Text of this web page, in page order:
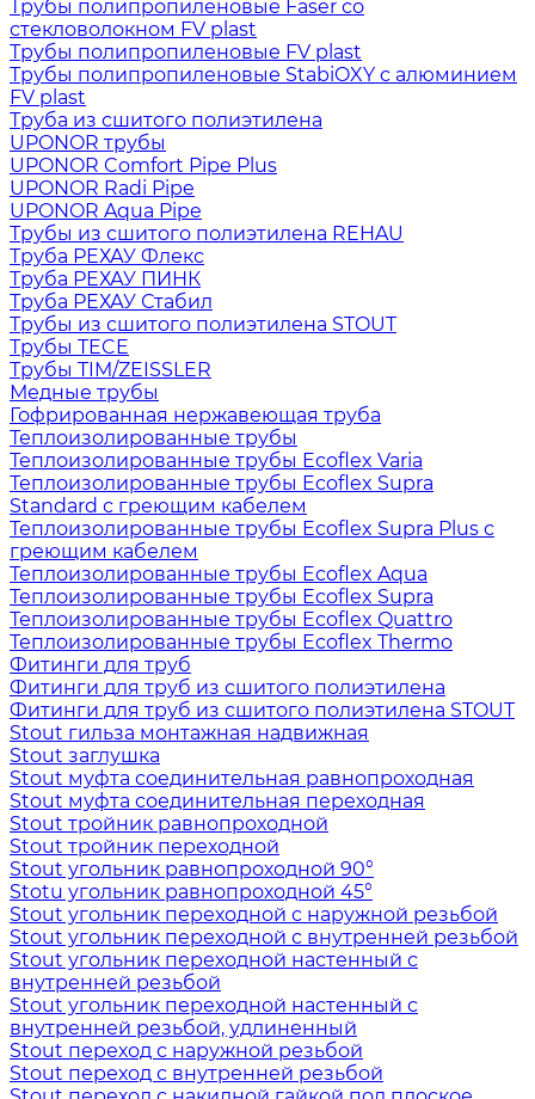
Трубы полипропиленовые Faser со
стекловолокном FV plast
Трубы полипропиленовые FV plast
Трубы полипропиленовые StabiOXY с алюминием
FV plast
Труба из сшитого полиэтилена
UPONOR трубы
UPONOR Comfort Pipe Plus
UPONOR Radi Pipe
UPONOR Aqua Pipe
Трубы из сшитого полиэтилена REHAU
Труба РЕХАУ Флекс
Труба РЕХАУ ПИНК
Труба РЕХАУ Стабил
Трубы из сшитого полиэтилена STOUT
Трубы TECE
Трубы TIM/ZEISSLER
Медные трубы
Гофрированная нержавеющая труба
Теплоизолированные трубы
Теплоизолированные трубы Ecoflex Varia
Теплоизолированные трубы Ecoflex Supra
Standard с греющим кабелем
Теплоизолированные трубы Ecoflex Supra Plus с
греющим кабелем
Теплоизолированные трубы Ecoflex Aqua
Теплоизолированные трубы Ecoflex Supra
Теплоизолированные трубы Ecoflex Quattro
Теплоизолированные трубы Ecoflex Thermo
Фитинги для труб
Фитинги для труб из сшитого полиэтилена
Фитинги для труб из сшитого полиэтилена STOUT
Stout гильза монтажная надвижная
Stout заглушка
Stout муфта соединительная равнопроходная
Stout муфта соединительная переходная
Stout тройник равнопроходной
Stout тройник переходной
Stout угольник равнопроходной 90°
Stotu угольник равнопроходной 45°
Stout угольник переходной с наружной резьбой
Stout угольник переходной с внутренней резьбой
Stout угольник переходной настенный с
внутренней резьбой
Stout угольник переходной настенный с
внутренней резьбой, удлиненный
Stout переход с наружной резьбой
Stout переход с внутренней резьбой